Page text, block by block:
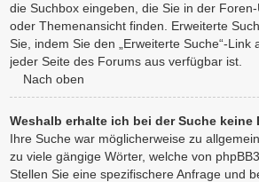
die Suchbox eingeben, die Sie in der
oder Themenansicht finden. Erweiterte
Sie, indem Sie den „Erweiterte Suche“-Link
jeder Seite des Forums aus verfügbar ist.
Nach oben
Weshalb erhalte ich bei der Suche keine
Ihre Suche war möglicherweise zu
zu viele gängige Wörter, welche von
Stellen Sie eine spezifischere Anfrage und